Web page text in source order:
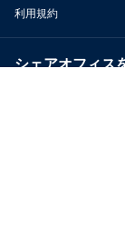
利用規約
シェアオフィス